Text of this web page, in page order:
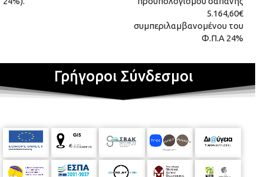
5.164,60€
συμπεριλαμβανομένου του
Φ.Π.Α 24%
Γρήγοροι Σύνδεσμοι